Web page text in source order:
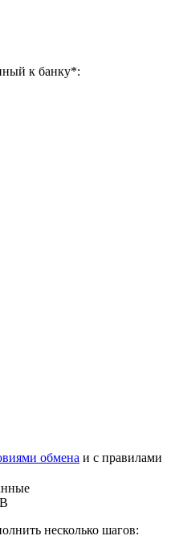
к банку*:
обмена и с правилами
несколько шагов: